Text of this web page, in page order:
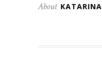
About KATARINA